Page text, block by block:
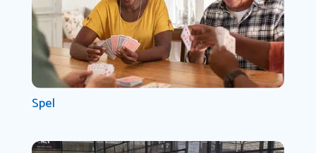
Spel